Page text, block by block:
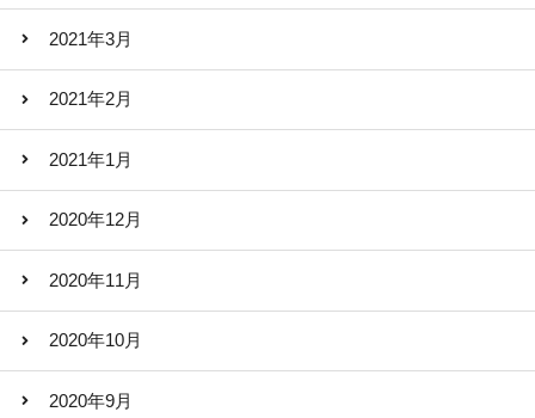
2021年3月
2021年2月
2021年1月
2020年12月
2020年11月
2020年10月
2020年9月